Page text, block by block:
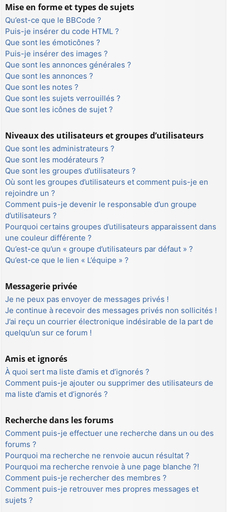
Mise en forme et types de sujets
Qu’est-ce que le BBCode ?
Puis-je insérer du code HTML ?
Que sont les émoticônes ?
Puis-je insérer des images ?
Que sont les annonces générales ?
Que sont les annonces ?
Que sont les notes ?
Que sont les sujets verrouillés ?
Que sont les icônes de sujet ?
Niveaux des utilisateurs et groupes d’utilisateurs
Que sont les administrateurs ?
Que sont les modérateurs ?
Que sont les groupes d’utilisateurs ?
Où sont les groupes d’utilisateurs et comment puis-je en
rejoindre un ?
Comment puis-je devenir le responsable d’un groupe
d’utilisateurs ?
Pourquoi certains groupes d’utilisateurs apparaissent dans
une couleur différente ?
Qu’est-ce qu’un « groupe d’utilisateurs par défaut » ?
Qu’est-ce que le lien « L’équipe » ?
Messagerie privée
Je ne peux pas envoyer de messages privés !
Je continue à recevoir des messages privés non sollicités !
J’ai reçu un courrier électronique indésirable de la part de
quelqu’un sur ce forum !
Amis et ignorés
À quoi sert ma liste d’amis et d’ignorés ?
Comment puis-je ajouter ou supprimer des utilisateurs de
ma liste d’amis et d’ignorés ?
Recherche dans les forums
Comment puis-je effectuer une recherche dans un ou des
forums ?
Pourquoi ma recherche ne renvoie aucun résultat ?
Pourquoi ma recherche renvoie à une page blanche ?!
Comment puis-je rechercher des membres ?
Comment puis-je retrouver mes propres messages et
sujets ?